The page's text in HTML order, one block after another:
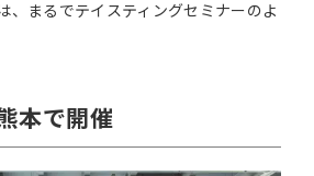
、まるでテイスティングセミナーのよ
本で開催